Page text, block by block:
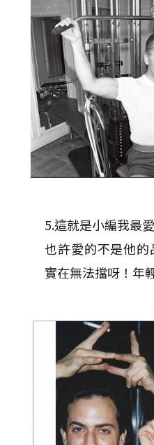
5.這就是小編我最
也許愛的不是他
實在無法擋呀！年